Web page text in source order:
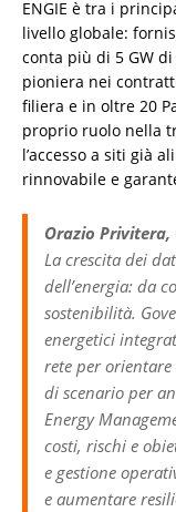
ENGIE è tra i
livello globale:
conta più di 5 GW
pioniera nei
filiera e in oltre 20
proprio ruolo nella
l’accesso a siti già
rinnovabile e
Orazio Privitera,
La crescita dei
dell’energia: da
sostenibilità.
energetici
rete per
di scenario per
Energy
costi, rischi e
e gestione
e aumentare